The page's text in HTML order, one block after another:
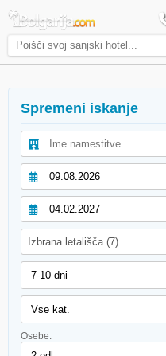
Spremeni iskanje
Izbrana letališča (7)
Osebe: